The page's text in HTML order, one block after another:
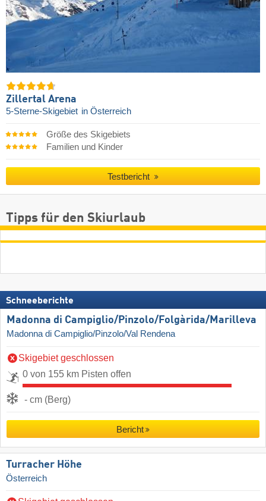
Zillertal Arena
5-Sterne-Skigebiet in Österreich
Größe des Skigebiets
Familien und Kinder
Testbericht
Tipps für den Skiurlaub
Schneeberichte
Madonna di Campiglio/​Pinzolo/​Folgàrida/​Marilleva
Madonna di Campiglio/Pinzolo/Val Rendena
Skigebiet geschlossen
0 von 155 km Pisten offen
- cm (Berg)
Bericht
Turracher Höhe
Österreich